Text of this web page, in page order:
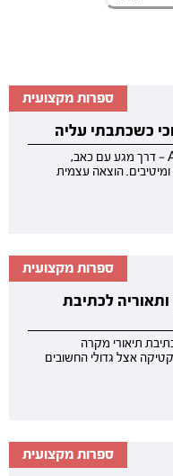
ספרות מקצועית
כשכתבתי עליה
בספרו, מזמין רן אלמוג למסע אל גישת ACT — דרך מגע עם כאב,
הוצאה עצמית
ספרות מקצועית
לכתיבת
תיאורי מקרה
אצל גדולי החשובים
ספרות מקצועית